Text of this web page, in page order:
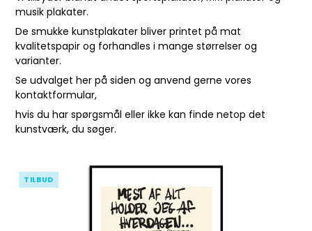
musik plakater.
De smukke kunstplakater bliver printet på mat
kvalitetspapir og forhandles i mange størrelser og
varianter.
Se udvalget her på siden og anvend gerne vores
kontaktformular,
hvis du har spørgsmål eller ikke kan finde netop det
kunstværk, du søger.
TILBUD